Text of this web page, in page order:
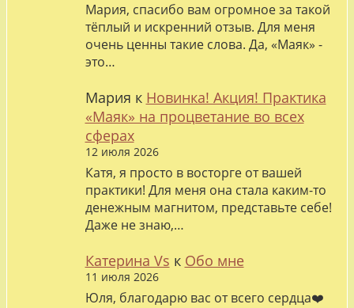
Мария, спасибо вам огромное за такой
тёплый и искренний отзыв. Для меня
очень ценны такие слова. Да, «Маяк» -
это…
Мария к Новинка! Акция! Практика
«Маяк» на процветание во всех
сферах
12 июля 2026
Катя, я просто в восторге от вашей
практики! Для меня она стала каким-то
денежным магнитом, представьте себе!
Даже не знаю,…
Катерина Vs к Обо мне
11 июля 2026
Юля, благодарю вас от всего сердца❤️